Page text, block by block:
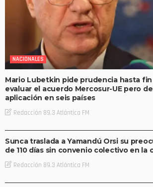
NACIONALES
Mario Lubetkin pide prudencia hasta fin
evaluar el acuerdo Mercosur-UE pero
aplicación en seis países
Redacción 89.3 Atlántica FM
Sunca traslada a Yamandú Orsi su
de 110 días sin convenio colectivo en la
Redacción 89.3 Atlántica FM